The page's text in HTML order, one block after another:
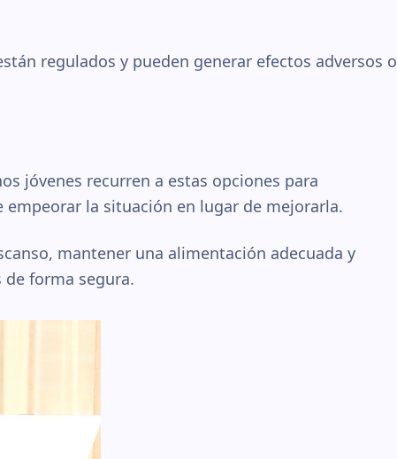
regulados y pueden generar efectos adversos o
jóvenes recurren a estas opciones para
la situación en lugar de mejorarla.
mantener una alimentación adecuada y
forma segura.